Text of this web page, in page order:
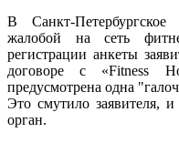
В Санкт-
жалобой на сеть
регистрации анкеты
договоре с «Fitness
предусмотрена одна
Это смутило заявителя,
орган.